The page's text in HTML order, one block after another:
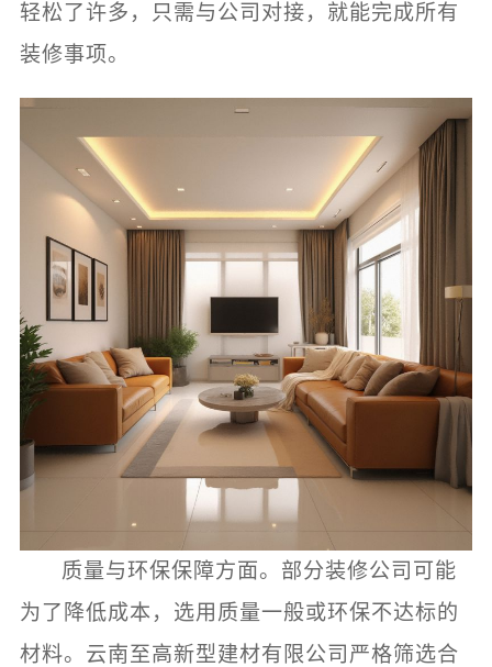
轻松了许多，只需与公司对接，就能完成所有
装修事项。
质量与环保保障方面。部分装修公司可能
为了降低成本，选用质量一般或环保不达标的
材料。云南至高新型建材有限公司严格筛选合